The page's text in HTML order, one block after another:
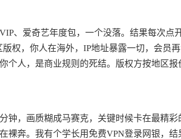
、爱奇艺年度包，一个没落。结果每次点
权，你人在海外，IP地址暴露一切，会员
个人，是商业规则的死结。版权方按地区
钟，画质糊成马赛克，关键时候卡在最精彩
裸奔。我有个学长用免费VPN登录网银，结